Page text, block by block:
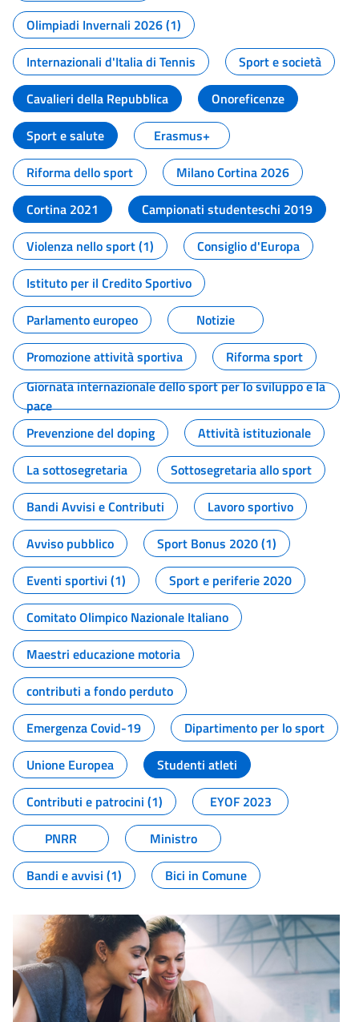
Olimpiadi Invernali 2026 (1)
Internazionali d'Italia di Tennis
Sport e società
Cavalieri della Repubblica
Onoreficenze
Sport e salute
Erasmus+
Riforma dello sport
Milano Cortina 2026
Cortina 2021
Campionati studenteschi 2019
Violenza nello sport (1)
Consiglio d'Europa
Istituto per il Credito Sportivo
Parlamento europeo
Notizie
Promozione attività sportiva
Riforma sport
Giornata internazionale dello sport per lo sviluppo e la
pace
Prevenzione del doping
Attività istituzionale
La sottosegretaria
Sottosegretaria allo sport
Bandi Avvisi e Contributi
Lavoro sportivo
Avviso pubblico
Sport Bonus 2020 (1)
Eventi sportivi (1)
Sport e periferie 2020
Comitato Olimpico Nazionale Italiano
Maestri educazione motoria
contributi a fondo perduto
Emergenza Covid-19
Dipartimento per lo sport
Unione Europea
Studenti atleti
Contributi e patrocini (1)
EYOF 2023
PNRR
Ministro
Bandi e avvisi (1)
Bici in Comune